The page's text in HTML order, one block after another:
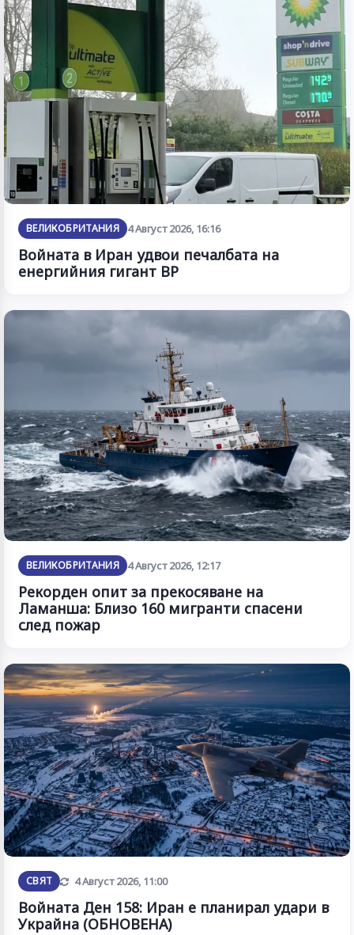
ВЕЛИКОБРИТАНИЯ 4 Август 2026, 16:16
Войната в Иран удвои печалбата на
енергийния гигант BP
ВЕЛИКОБРИТАНИЯ 4 Август 2026, 12:17
Рекорден опит за прекосяване на
Ламанша: Близо 160 мигранти спасени
след пожар
СВЯТ Обновена
4 Август 2026, 11:00
Войната Ден 158: Иран е планирал удари в
Украйна (ОБНОВЕНА)